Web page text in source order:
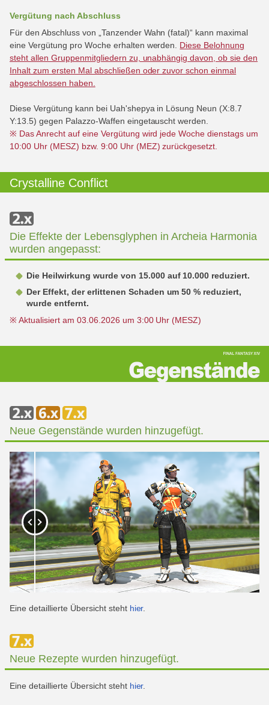
Vergütung nach Abschluss
Für den Abschluss von „Tanzender Wahn (fatal)“ kann maximal
eine Vergütung pro Woche erhalten werden. Diese Belohnung
steht allen Gruppenmitgliedern zu, unabhängig davon, ob sie den
Inhalt zum ersten Mal abschließen oder zuvor schon einmal
abgeschlossen haben.
Diese Vergütung kann bei Uah'shepya in Lösung Neun (X:8.7
Y:13.5) gegen Palazzo-Waffen eingetauscht werden.
※ Das Anrecht auf eine Vergütung wird jede Woche dienstags um
10:00 Uhr (MESZ) bzw. 9:00 Uhr (MEZ) zurückgesetzt.
Crystalline Conflict
Die Effekte der Lebensglyphen in Archeia Harmonia
wurden angepasst:
Die Heilwirkung wurde von 15.000 auf 10.000 reduziert.
Der Effekt, der erlittenen Schaden um 50 % reduziert,
wurde entfernt.
※ Aktualisiert am 03.06.2026 um 3:00 Uhr (MESZ)
Neue Gegenstände wurden hinzugefügt.
Eine detaillierte Übersicht steht hier.
Neue Rezepte wurden hinzugefügt.
Eine detaillierte Übersicht steht hier.